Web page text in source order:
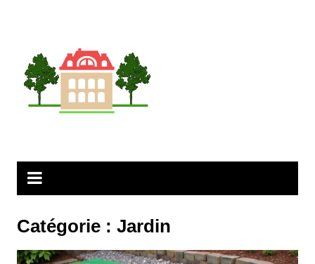
Catégorie : Jardin